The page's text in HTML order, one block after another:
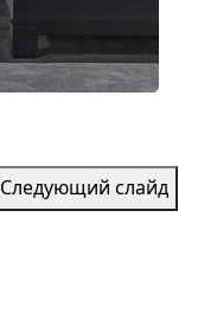
Следующий слайд